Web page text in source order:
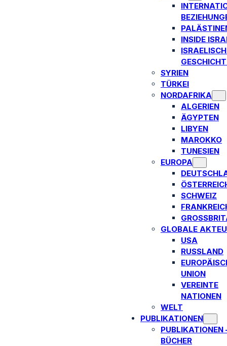
INSIDE
SYRIEN
TÜRKEI
NORDAFRIKA
ALGERIEN
ÄGYPTEN
LIBYEN
MAROKKO
TUNESIEN
EUROPA
SCHWEIZ
GLOBALE
USA
RUSSLAND
UNION
VEREINTE
NATIONEN
WELT
PUBLIKATIONEN
PUBLIKATIONEN
BÜCHER